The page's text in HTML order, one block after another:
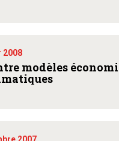
2008
modèles